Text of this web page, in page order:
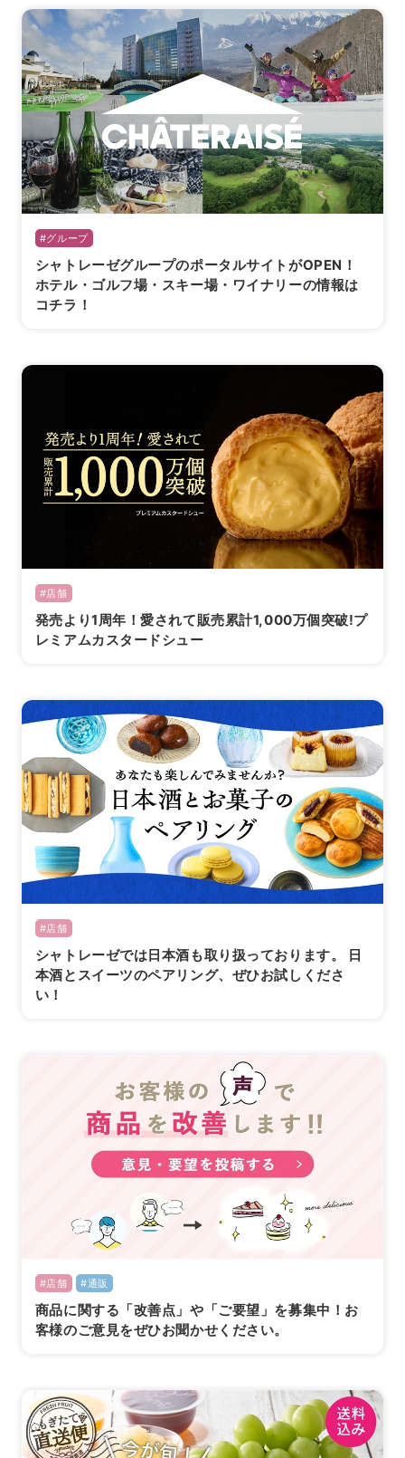
#グループ
シャトレーゼグループのポータルサイトがOPEN！
ホテル・ゴルフ場・スキー場・ワイナリーの情報は
コチラ！
#店舗
発売より1周年！愛されて販売累計1,000万個突破!プ
レミアムカスタードシュー
#店舗
シャトレーゼでは日本酒も取り扱っております。 日
本酒とスイーツのペアリング、ぜひお試しくださ
い！
#店舗 #通販
商品に関する「改善点」や「ご要望」を募集中！お
客様のご意見をぜひお聞かせください。
岳や末広がりを意味す
つ時」という意味を込
る、こだわりのスイー
さい。
Singapore
Malaysia
Hong Kong
UAE
Thailand
Vietnam